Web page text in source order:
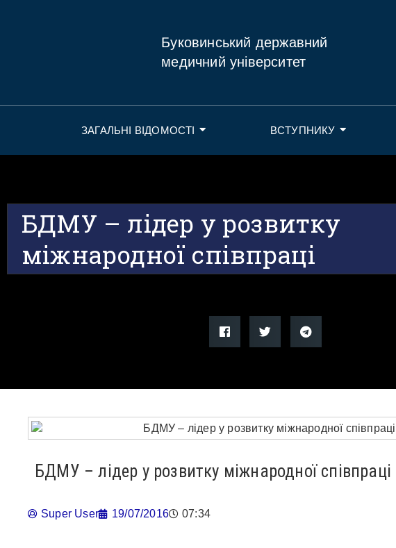
Буковинський державний
медичний університет
ЗАГАЛЬНІ ВІДОМОСТІ ВСТУПНИКУ
БДМУ – лідер у розвитку
міжнародної співпраці
БДМУ – лідер у розвитку міжнародної співпраці
Super User 19/07/2016 07:34